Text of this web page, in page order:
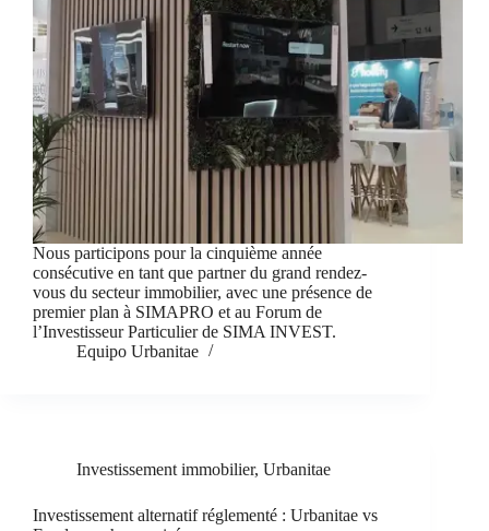
Nous participons pour la cinquième année
consécutive en tant que partner du grand rendez-
vous du secteur immobilier, avec une présence de
premier plan à SIMAPRO et au Forum de
l’Investisseur Particulier de SIMA INVEST.
Equipo Urbanitae
Investissement immobilier, Urbanitae
Investissement alternatif réglementé : Urbanitae vs